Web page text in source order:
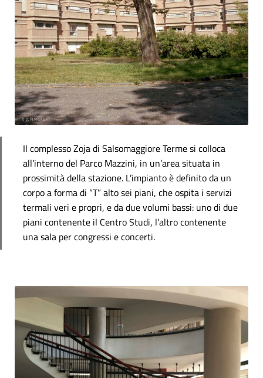
Il complesso Zoja di Salsomaggiore Terme si colloca
all’interno del Parco Mazzini, in un’area situata in
prossimità della stazione. L’impianto è definito da un
corpo a forma di “T” alto sei piani, che ospita i servizi
termali veri e propri, e da due volumi bassi: uno di due
piani contenente il Centro Studi, l’altro contenente
una sala per congressi e concerti.